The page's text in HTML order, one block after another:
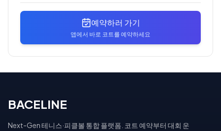
예약하러 가기
앱에서 바로 코트를 예약하세요
BACELINE
Next-Gen 테니스·피클볼 통합 플랫폼. 코트 예약부터 대회 운